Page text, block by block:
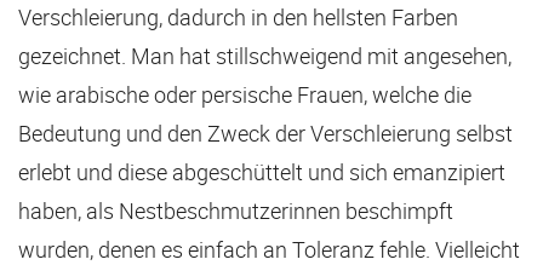
Verschleierung, dadurch in den hellsten Farben
gezeichnet. Man hat stillschweigend mit angesehen,
wie arabische oder persische Frauen, welche die
Bedeutung und den Zweck der Verschleierung selbst
erlebt und diese abgeschüttelt und sich emanzipiert
haben, als Nestbeschmutzerinnen beschimpft
wurden, denen es einfach an Toleranz fehle. Vielleicht